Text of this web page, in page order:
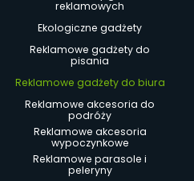
reklamowych
Ekologiczne gadżety
Reklamowe gadżety do
pisania
Reklamowe gadżety do biura
Reklamowe akcesoria do
podróży
Reklamowe akcesoria
wypoczynkowe
Reklamowe parasole i
peleryny